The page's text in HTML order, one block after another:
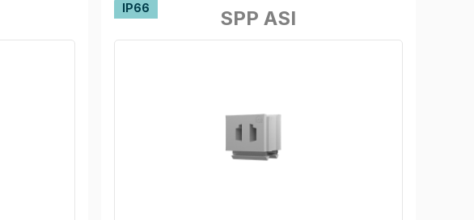
SPP ASI
IP66